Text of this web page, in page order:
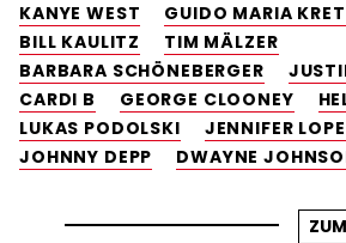
KANYE WEST
GUIDO MARIA
BILL KAULITZ
TIM MÄLZER
BARBARA SCHÖNEBERGER
CARDI B
GEORGE CLOONEY
LUKAS PODOLSKI
JENNIFER
JOHNNY DEPP
DWAYNE